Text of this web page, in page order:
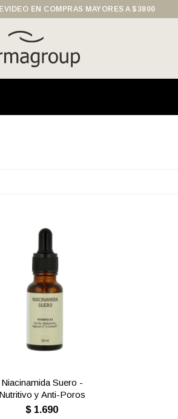
EN COMPRAS MAYORES A $3800
Niacinamida Suero -
Nutritivo y Anti-Poros
$ 1.690